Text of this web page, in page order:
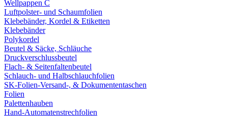
Wellpappen C
Luftpolster- und Schaumfolien
Klebebänder, Kordel & Etiketten
Klebebänder
Polykordel
Beutel & Säcke, Schläuche
Druckverschlussbeutel
Flach- & Seitenfaltenbeutel
Schlauch- und Halbschlauchfolien
SK-Folien-Versand-, & Dokumententaschen
Folien
Palettenhauben
Hand-Automatenstrechfolien